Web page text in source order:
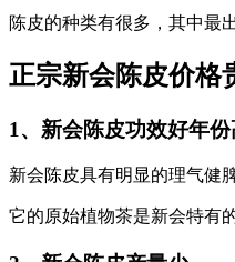
陈皮的种类有很多，其中最
正宗新会陈皮价格
1、新会陈皮功效好年份
新会陈皮具有明显的理气健
它的原始植物茶是新会特有